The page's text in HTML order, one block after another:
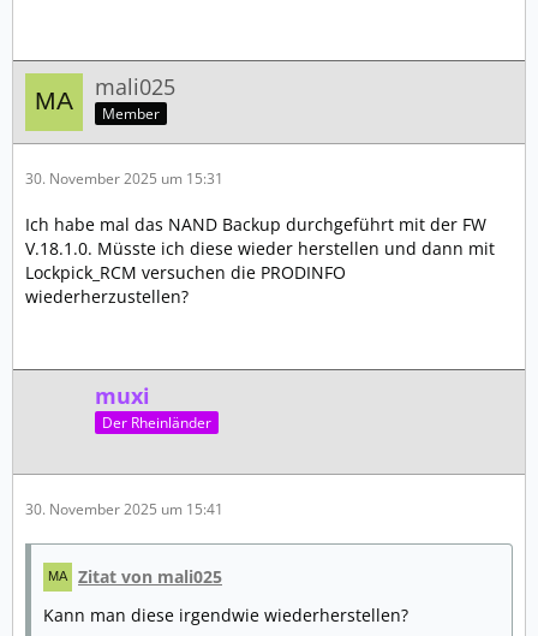
mali025
Member
30. November 2025 um 15:31
Ich habe mal das NAND Backup durchgeführt mit der FW
V.18.1.0. Müsste ich diese wieder herstellen und dann mit
Lockpick_RCM versuchen die PRODINFO
wiederherzustellen?
muxi
Der Rheinländer
30. November 2025 um 15:41
Zitat von mali025
Kann man diese irgendwie wiederherstellen?